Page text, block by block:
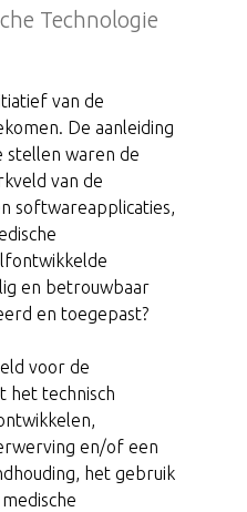
Technologie
van de
De aanleiding
stellen waren de
van de
softwareapplicaties,
en betrouwbaar
en toegepast?
voor de
het technisch
en/of een
het gebruik